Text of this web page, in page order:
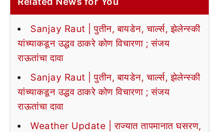
Sanjay Raut | पुतीन, बायडेन, चार्ल्स, झेलेन्स्की
यांच्याकडून उद्धव ठाकरे कोण विचारणा ; संजय
राऊतांचा दावा
Sanjay Raut | पुतीन, बायडेन, चार्ल्स, झेलेन्स्की
यांच्याकडून उद्धव ठाकरे कोण विचारणा ; संजय
राऊतांचा दावा
Weather Update | राज्यात तापमानात घसरण,